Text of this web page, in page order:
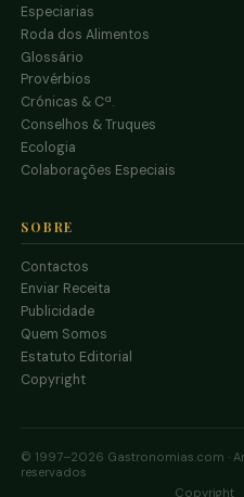
Especiarias
Roda dos Alimentos
Glossário
Provérbios
Crónicas & Cª.
Conselhos & Truques
Ecologia
Colaborações Especiais
SOBRE
Contactos
Enviar Receita
Publicidade
Quem Somos
Estatuto Editorial
Copyright
© 1997–2026 Gastronomias.com ·
reservados
Copyright